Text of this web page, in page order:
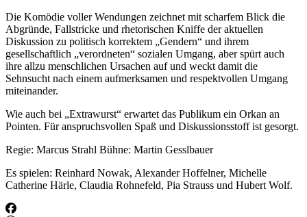
Die Komödie voller Wendungen zeichnet mit scharfem Blick die
Abgründe, Fallstricke und rhetorischen Kniffe der aktuellen
Diskussion zu politisch korrektem „Gendern“ und ihrem
gesellschaftlich „verordneten“ sozialen Umgang, aber spürt auch
ihre allzu menschlichen Ursachen auf und weckt damit die
Sehnsucht nach einem aufmerksamen und respektvollen Umgang
miteinander.
Wie auch bei „Extrawurst“ erwartet das Publikum ein Orkan an
Pointen. Für anspruchsvollen Spaß und Diskussionsstoff ist gesorgt.
Regie: Marcus Strahl Bühne: Martin Gesslbauer
Es spielen: Reinhard Nowak, Alexander Hoffelner, Michelle
Catherine Härle, Claudia Rohnefeld, Pia Strauss und Hubert Wolf.